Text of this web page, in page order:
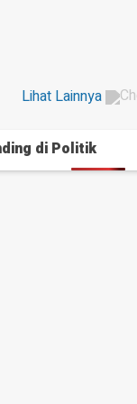
Lihat Lainnya
di Politik